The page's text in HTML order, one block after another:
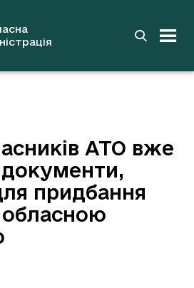
АТО вже
документи,
придбання
обласною